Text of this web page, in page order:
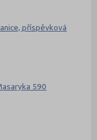
příspěvková
590